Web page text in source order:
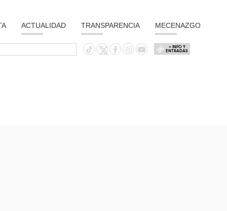
ACTUALIDAD TRANSPARENCIA MECENAZGO
+ INFO Y
ENTRADAS